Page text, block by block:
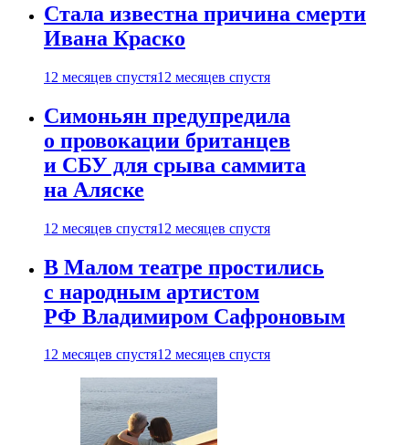
Стала известна причина смерти
Ивана Краско
12 месяцев спустя12 месяцев спустя
Симоньян предупредила
о провокации британцев
и СБУ для срыва саммита
на Аляске
12 месяцев спустя12 месяцев спустя
В Малом театре простились
с народным артистом
РФ Владимиром Сафроновым
12 месяцев спустя12 месяцев спустя